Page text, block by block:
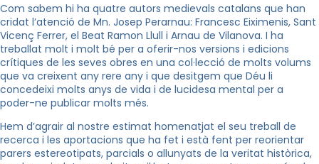
Com sabem hi ha quatre autors medievals catalans que han
cridat l’atenció de Mn. Josep Perarnau: Francesc Eiximenis, Sant
Vicenç Ferrer, el Beat Ramon Llull i Arnau de Vilanova. I ha
treballat molt i molt bé per a oferir-nos versions i edicions
crítiques de les seves obres en una col·lecció de molts volums
que va creixent any rere any i que desitgem que Déu li
concedeixi molts anys de vida i de lucidesa mental per a
poder-ne publicar molts més.
Hem d’agrair al nostre estimat homenatjat el seu treball de
recerca i les aportacions que ha fet i està fent per reorientar
parers estereotipats, parcials o allunyats de la veritat històrica,